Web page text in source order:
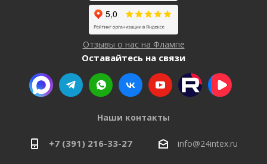
Отзывы о нас на Флампе
Оставайтесь на связи
Наши контакты
+7 (391) 216-33-27 info@24intex.ru